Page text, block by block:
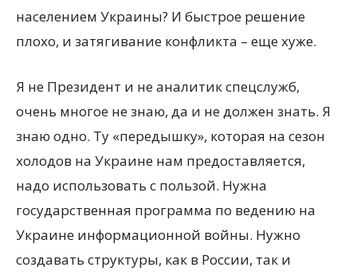
населением Украины? И быстрое решение
плохо, и затягивание конфликта – еще хуже.
Я не Президент и не аналитик спецслужб,
очень многое не знаю, да и не должен знать. Я
знаю одно. Ту «передышку», которая на сезон
холодов на Украине нам предоставляется,
надо использовать с пользой. Нужна
государственная программа по ведению на
Украине информационной войны. Нужно
создавать структуры, как в России, так и